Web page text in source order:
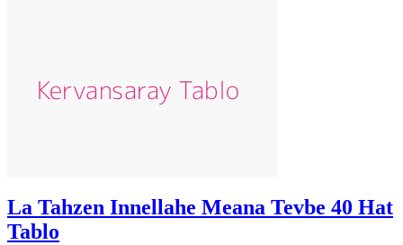
La Tahzen Innellahe Meana Tevbe 40 Hat
Tablo